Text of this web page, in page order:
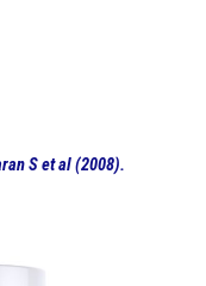
S et al (2008).